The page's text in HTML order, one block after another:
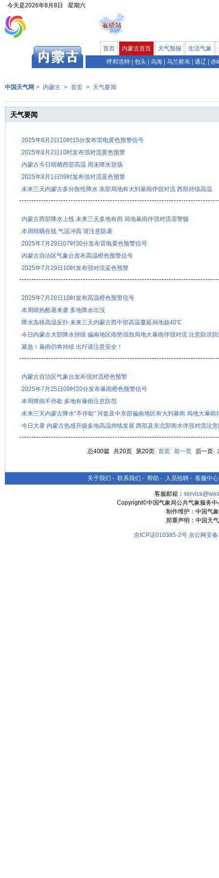
今天是2026年8月8日 星期六
首页 内蒙古首页 天气预报 生活气象
呼和浩特
包头 乌海 乌兰察布 通辽 赤
中国天气网 > 内蒙古 > 首页 > 天气要闻
天气要闻
2025年8月2日10时15分发布雷电黄色预警信号
2025年8月2日10时发布强对流黄色预警
内蒙古今日晴晒西部高温 周末降水登场
2025年8月1日09时发布强对流蓝色预警
未来三天内蒙古多分散性降水 东部局地有大到暴雨伴强对流 西部持续高温
内蒙古西部降水上线 未来三天多地有雨 局地暴雨伴强对流需警惕
本周晴晒在线 气温冲高 请注意防暑
2025年7月29日07时30分发布雷电黄色预警信号
内蒙古自治区气象台发布高温橙色预警信号
2025年7月29日10时发布强对流蓝色预警
2025年7月28日10时发布高温橙色预警信号
本周晴热酷暑来袭 多地降水出没
降水东移高温反扑 未来三天内蒙古西中部高温蔓延局地超40℃
今日内蒙古大部降水持续 偏南地区雨势强劲局地大暴雨伴强对流 注意防洪
紧急！暴雨仍将持续 出行请注意安全！
内蒙古自治区气象台发布强对流橙色预警
2025年7月25日09时20分发布暴雨橙色预警信号
本周降雨不停歇 多地有暴雨注意防范
未来三天内蒙古降水“不停歇” 河套及中东部偏南地区有大到暴雨 局地大暴雨
今日大暑 内蒙古热感升级多地高温持续发展 西部及东北部雨水伴强对流注
总400篇 共20页 第20页 首页 前一页 后一页
关于我们 - 联系我们 - 帮助 - 人员招聘 - 客服中心
客服邮箱：
Copyright©中国气象局公共气象服务
制作维护：中国气
郑重声明：中国天
京ICP证010385-2号 京公网安